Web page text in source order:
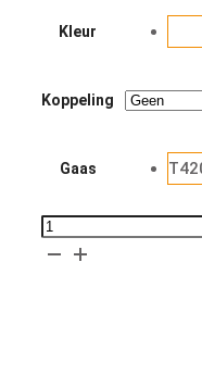
Kleur
Koppeling
Gaas
Deegcup
diam.